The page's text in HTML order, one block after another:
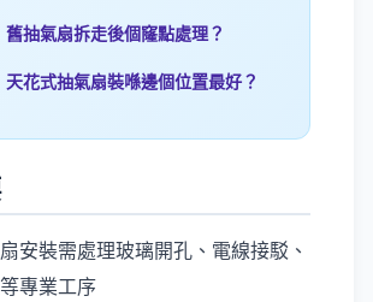
舊抽氣扇拆走後個窿點處理？
天花式抽氣扇裝喺邊個位置最好？
安裝需處理玻璃開孔、電線接駁、
專業工序